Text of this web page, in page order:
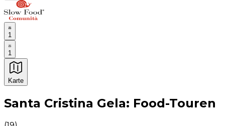
1
1
Karte
Unvergessliche kulinarische Erlebnisse:
Santa Cristina Gela: Food-Touren